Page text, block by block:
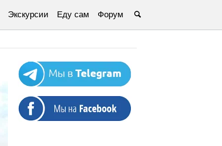
Экскурсии Еду сам Форум